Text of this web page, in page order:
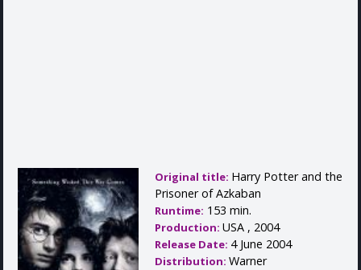
Original title: Harry Potter and the
Prisoner of Azkaban
Runtime: 153 min.
Production: USA , 2004
Release Date: 4 June 2004
Distribution: Warner